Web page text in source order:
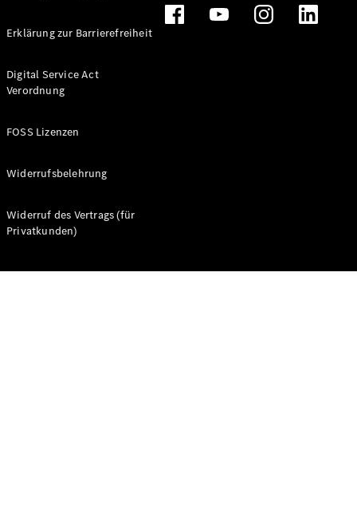
Erklärung zur Barrierefreiheit
Digital Service Act
Verordnung
FOSS Lizenzen
Widerrufsbelehrung
Widerruf des Vertrags (für
Privatkunden)